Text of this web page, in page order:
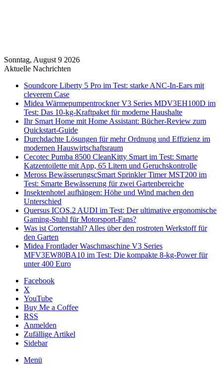
Sonntag, August 9 2026
Aktuelle Nachrichten
Soundcore Liberty 5 Pro im Test: starke ANC-In-Ears mit
cleverem Case
Midea Wärmepumpentrockner V3 Series MDV3EH100D im
Test: Das 10-kg-Kraftpaket für moderne Haushalte
Ihr Smart Home mit Home Assistant: Bücher-Review zum
Quickstart-Guide
Durchdachte Lösungen für mehr Ordnung und Effizienz im
modernen Hauswirtschaftsraum
Cecotec Pumba 8500 CleanKitty Smart im Test: Smarte
Katzentoilette mit App, 65 Litern und Geruchskontrolle
Meross BewässerungscSmart Sprinkler Timer MST200 im
Test: Smarte Bewässerung für zwei Gartenbereiche
Insektenhotel aufhängen: Höhe und Wind machen den
Unterschied
Quersus ICOS.2 AUDI im Test: Der ultimative ergonomische
Gaming-Stuhl für Motorsport-Fans?
Was ist Cortenstahl? Alles über den rostroten Werkstoff für
den Garten
Midea Frontlader Waschmaschine V3 Series
MFV3EW80BA10 im Test: Die kompakte 8-kg-Power für
unter 400 Euro
Facebook
X
YouTube
Buy Me a Coffee
RSS
Anmelden
Zufällige Artikel
Sidebar
Menü